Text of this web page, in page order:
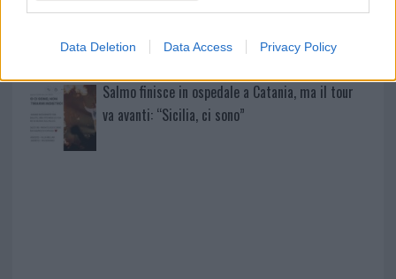
Data Deletion Data Access Privacy Policy
Meteo Olbia 9 agosto, temperature in calo
Salmo finisce in ospedale a Catania, ma il tour
va avanti: “Sicilia, ci sono”